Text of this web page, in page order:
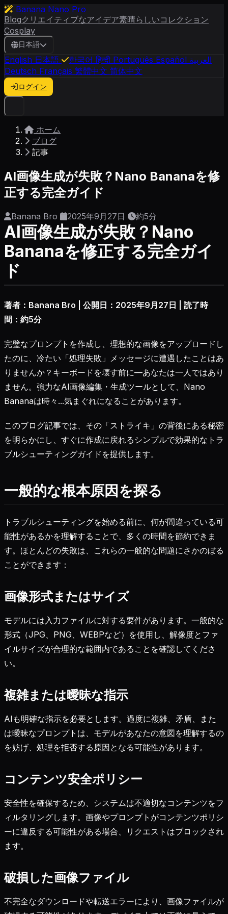
Banana Nano Pro
Blogクリエイティブなアイデア素晴らしいコレクション
Cosplay
日本語
English 日本語 한국어 हिन्दी Português Español العربية
Deutsch Français 繁體中文 简体中文
ログイン
ホーム
ブログ
記事
AI画像生成が失敗？Nano Bananaを修
正する完全ガイド
Banana Bro 2025年9月27日 約5分
AI画像生成が失敗？Nano
Bananaを修正する完全ガイ
ド
著者：Banana Bro | 公開日：2025年9月27日 | 読了時
間：約5分
完璧なプロンプトを作成し、理想的な画像をアップロードし
たのに、冷たい「処理失敗」メッセージに遭遇したことはあ
りませんか？キーボードを壊す前に—あなたは一人ではあり
ません。強力なAI画像編集・生成ツールとして、Nano
Bananaは時々...気まぐれになることがあります。
このブログ記事では、その「ストライキ」の背後にある秘密
を明らかにし、すぐに作成に戻れるシンプルで効果的なトラ
ブルシューティングガイドを提供します。
一般的な根本原因を探る
トラブルシューティングを始める前に、何が間違っている可
能性があるかを理解することで、多くの時間を節約できま
す。ほとんどの失敗は、これらの一般的な問題にさかのぼる
ことができます：
画像形式またはサイズ
モデルには入力ファイルに対する要件があります。一般的な
形式（JPG、PNG、WEBPなど）を使用し、解像度とファ
イルサイズが合理的な範囲内であることを確認してくださ
い。
複雑または曖昧な指示
AIも明確な指示を必要とします。過度に複雑、矛盾、また
は曖昧なプロンプトは、モデルがあなたの意図を理解するの
を妨げ、処理を拒否する原因となる可能性があります。
コンテンツ安全ポリシー
安全性を確保するため、システムは不適切なコンテンツをフ
ィルタリングします。画像やプロンプトがコンテンツポリシ
ーに違反する可能性がある場合、リクエストはブロックされ
ます。
破損した画像ファイル
不完全なダウンロードや転送エラーにより、画像ファイルが